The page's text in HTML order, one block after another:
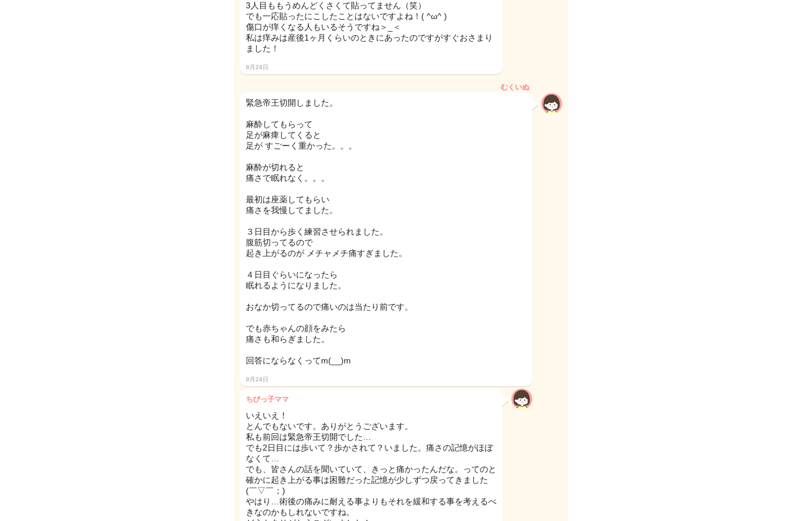
3人目ももうめんどくさくて貼ってません（笑）
でも一応貼ったにこしたことはないですよね！( ^ω^ )
傷口が痒くなる人もいるそうですね＞_＜
私は痒みは産後1ヶ月くらいのときにあったのですがすぐおさまり
ました！
8月24日
むくいぬ
緊急帝王切開しました。
麻酔してもらって
足が麻痺してくると
足が すごーく重かった。。。
麻酔が切れると
痛さで眠れなく。。。
最初は座薬してもらい
痛さを我慢してました。
３日目から歩く練習させられました。
腹筋切ってるので
起き上がるのが メチャメチ痛すぎました。
４日目ぐらいになったら
眠れるようになりました。
おなか切ってるので痛いのは当たり前です。
でも赤ちゃんの顔をみたら
痛さも和らぎました。
回答にならなくってm(__)m
8月24日
ちびっ子ママ
いえいえ！
とんでもないです。ありがとうございます。
私も前回は緊急帝王切開でした…
でも2日目には歩いて？歩かされて？いました。痛さの記憶がほぼ
なくて…
でも、皆さんの話を聞いていて、きっと痛かったんだな。ってのと
確かに起き上がる事は困難だった記憶が少しずつ戻ってきました
(￣▽￣；)
やはり…術後の痛みに耐える事よりもそれを緩和する事を考えるべ
きなのかもしれないですね。